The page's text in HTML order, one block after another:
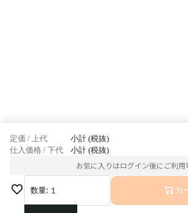
定価 / 上代 小計 (税抜)
仕入価格 / 下代 小計 (税抜)
お気に入りはログイン後にご利用
数量: 1 カ